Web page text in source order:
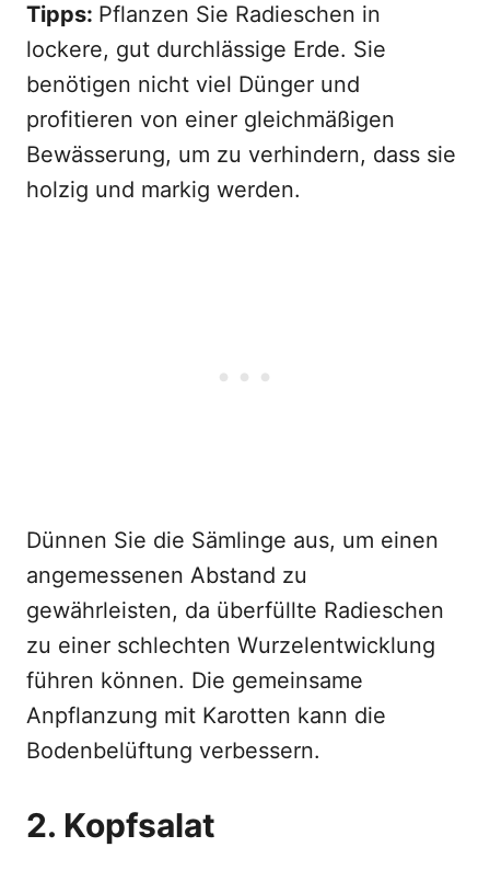
Tipps: Pflanzen Sie Radieschen in
lockere, gut durchlässige Erde. Sie
benötigen nicht viel Dünger und
profitieren von einer gleichmäßigen
Bewässerung, um zu verhindern, dass sie
holzig und markig werden.
Dünnen Sie die Sämlinge aus, um einen
angemessenen Abstand zu
gewährleisten, da überfüllte Radieschen
zu einer schlechten Wurzelentwicklung
führen können. Die gemeinsame
Anpflanzung mit Karotten kann die
Bodenbelüftung verbessern.
2. Kopfsalat